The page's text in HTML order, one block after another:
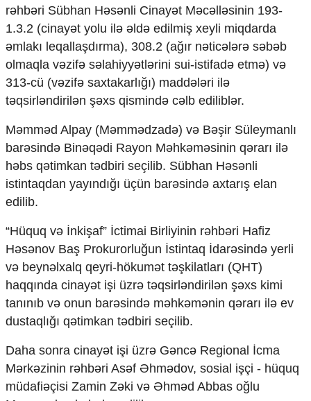
rəhbəri Sübhan Həsənli Cinayət Məcəlləsinin 193-
1.3.2 (cinayət yolu ilə əldə edilmiş xeyli miqdarda
əmlakı leqallaşdırma), 308.2 (ağır nəticələrə səbəb
olmaqla vəzifə səlahiyyətlərini sui-istifadə etmə) və
313-cü (vəzifə saxtakarlığı) maddələri ilə
təqsirləndirilən şəxs qismində cəlb ediliblər.
Məmməd Alpay (Məmmədzadə) və Bəşir Süleymanlı
barəsində Binəqədi Rayon Məhkəməsinin qərarı ilə
həbs qətimkan tədbiri seçilib. Sübhan Həsənli
istintaqdan yayındığı üçün barəsində axtarış elan
edilib.
“Hüquq və İnkişaf” İctimai Birliyinin rəhbəri Hafiz
Həsənov Baş Prokurorluğun İstintaq İdarəsində yerli
və beynəlxalq qeyri-hökumət təşkilatları (QHT)
haqqında cinayət işi üzrə təqsirləndirilən şəxs kimi
tanınıb və onun barəsində məhkəmənin qərarı ilə ev
dustaqlığı qətimkan tədbiri seçilib.
Daha sonra cinayət işi üzrə Gəncə Regional İcma
Mərkəzinin rəhbəri Asəf Əhmədov, sosial işçi - hüquq
müdafiəçisi Zamin Zəki və Əhməd Abbas oğlu